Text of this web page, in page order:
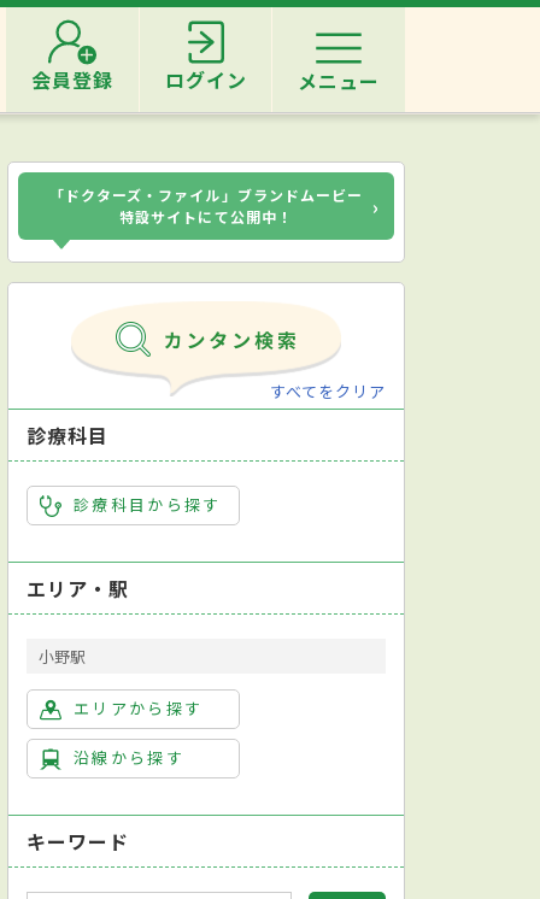
会員登録 ログイン メニュー
「ドクターズ・ファイル」ブランドムービー
特設サイトにて公開中！
›
すべてをクリア
診療科目
診療科目から探す
エリア・駅
小野駅
エリアから探す
沿線から探す
キーワード